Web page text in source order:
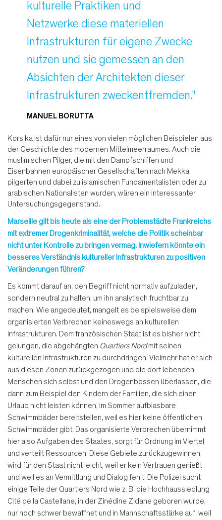
kulturelle Praktiken und
Netzwerke diese materiellen
Infrastrukturen für eigene Zwecke
nutzen und sie gemessen an den
Absichten der Architekten dieser
Infrastrukturen zweckentfremden."
MANUEL BORUTTA
Korsika ist dafür nur eines von vielen möglichen Beispielen aus
der Geschichte des modernen Mittelmeerraumes. Auch die
muslimischen Pilger, die mit den Dampfschiffen und
Eisenbahnen europäischer Gesellschaften nach Mekka
pilgerten und dabei zu islamischen Fundamentalisten oder zu
arabischen Nationalisten wurden, wären ein interessanter
Untersuchungsgegenstand.
Marseille gilt bis heute als eine der Problemstädte Frankreichs
mit extremer Drogenkriminalität, welche die Politik scheinbar
nicht unter Kontrolle zu bringen vermag. Inwiefern könnte ein
besseres Verständnis kultureller Infrastrukturen zu positiven
Veränderungen führen?
Es kommt darauf an, den Begriff nicht normativ aufzuladen,
sondern neutral zu halten, um ihn analytisch fruchtbar zu
machen. Wie angedeutet, mangelt es beispielsweise dem
organisierten Verbrechen keineswegs an kulturellen
Infrastrukturen. Dem französischen Staat ist es bisher nicht
gelungen, die abgehängten Quartiers Nordmit seinen
kulturellen Infrastrukturen zu durchdringen. Vielmehr hat er sich
aus diesen Zonen zurückgezogen und die dort lebenden
Menschen sich selbst und den Drogenbossen überlassen, die
dann zum Beispiel den Kindern der Familien, die sich einen
Urlaub nicht leisten können, im Sommer aufblasbare
Schwimmbäder bereitstellen, weil es hier keine öffentlichen
Schwimmbäder gibt. Das organisierte Verbrechen übernimmt
hier also Aufgaben des Staates, sorgt für Ordnung im Viertel
und verteilt Ressourcen. Diese Gebiete zurückzugewinnen,
wird für den Staat nicht leicht, weil er kein Vertrauen genießt
und weil es an Vermittlung und Dialog fehlt. Die Polizei sucht
einige Teile der Quartiers Nord wie z. B. die Hochhaussiedlung
Cité de la Castellane, in der Zinédine Zidane geboren wurde,
nur noch schwer bewaffnet und in Mannschaftsstärke auf, weil